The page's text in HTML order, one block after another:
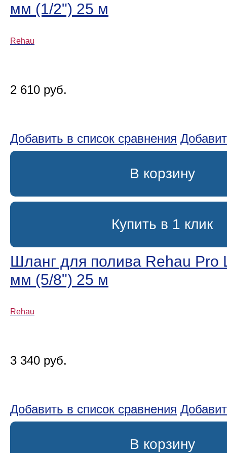
мм (1/2ʺ) 25 м
Rehau
2 610 руб.
Добавить в список сравнения
В корзину
Купить в 1 клик
Шланг для полива Rehau Pro
мм (5/8ʺ) 25 м
Rehau
3 340 руб.
Добавить в список сравнения
В корзину